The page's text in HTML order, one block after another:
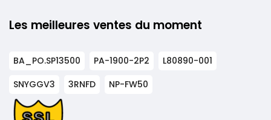
Les meilleures ventes du moment
BA_PO.SP13500 PA-1900-2P2
L80890-001
SNYGGV3
3RNFD NP-FW50